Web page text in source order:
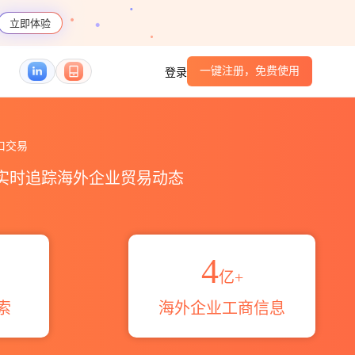
立即体验
登录 一键注册，免费使用
交易
时追踪海外企业贸易动态
4亿+
海外企业工商信息